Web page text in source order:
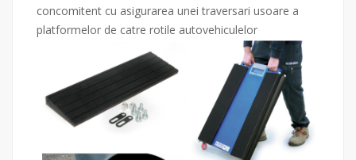
concomitent cu asigurarea unei traversari usoare a
platformelor de catre rotile autovehiculelor